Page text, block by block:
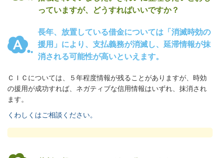
っていますが、どうすればいいですか？
長年、放置している借金については「消滅時効の
援用」により、支払義務が消滅し、延滞情報が抹
消される可能性が高いといえます。
ＣＩＣについては、５年程度情報が残ることがありますが、時効
の援用が成功すれば、ネガティブな信用情報はいずれ、抹消され
ます。
くわしくはご相談ください。